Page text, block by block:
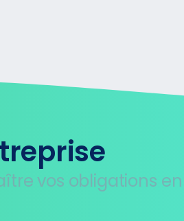
vos obligations